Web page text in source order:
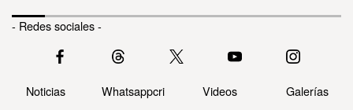
- Redes sociales -
Noticias Whatsappcri Videos Galerías